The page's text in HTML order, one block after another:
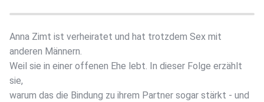
Anna Zimt ist verheiratet und hat trotzdem Sex mit
anderen Männern.
Weil sie in einer offenen Ehe lebt. In dieser Folge erzählt
sie,
warum das die Bindung zu ihrem Partner sogar stärkt - und